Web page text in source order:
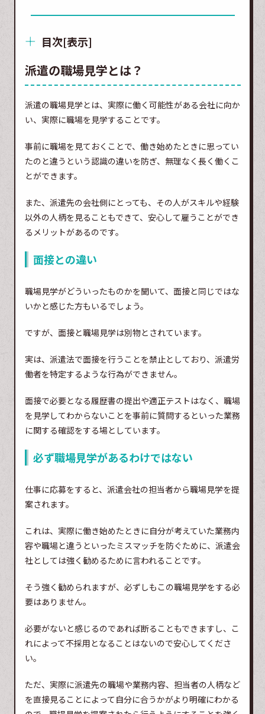
目次[表示]
派遣の職場見学とは？
派遣の職場見学とは、実際に働く可能性がある会社に向か
い、実際に職場を見学することです。
事前に職場を見ておくことで、働き始めたときに思ってい
たのと違うという認識の違いを防ぎ、無理なく長く働くこ
とができます。
また、派遣先の会社側にとっても、その人がスキルや経験
以外の人柄を見ることもできて、安心して雇うことができ
るメリットがあるのです。
面接との違い
職場見学がどういったものかを聞いて、面接と同じではな
いかと感じた方もいるでしょう。
ですが、面接と職場見学は別物とされています。
実は、派遣法で面接を行うことを禁止としており、派遣労
働者を特定するような行為ができません。
面接で必要となる履歴書の提出や適正テストはなく、職場
を見学してわからないことを事前に質問するといった業務
に関する確認をする場としています。
必ず職場見学があるわけではない
仕事に応募をすると、派遣会社の担当者から職場見学を提
案されます。
これは、実際に働き始めたときに自分が考えていた業務内
容や職場と違うといったミスマッチを防ぐために、派遣会
社としては強く勧めるために言われることです。
そう強く勧められますが、必ずしもこの職場見学をする必
要はありません。
必要がないと感じるのであれば断ることもできますし、こ
れによって不採用となることはないので安心してくださ
い。
ただ、実際に派遣先の職場や業務内容、担当者の人柄など
を直接見ることによって自分に合うかがより明確にわかる